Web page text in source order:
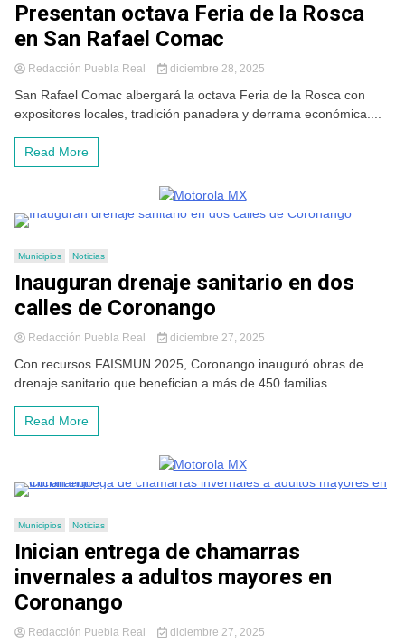
Presentan octava Feria de la Rosca
en San Rafael Comac
Redacción Puebla Real diciembre 28, 2025
San Rafael Comac albergará la octava Feria de la Rosca con
expositores locales, tradición panadera y derrama económica....
Read More
Municipios Noticias
Inauguran drenaje sanitario en dos
calles de Coronango
Redacción Puebla Real diciembre 27, 2025
Con recursos FAISMUN 2025, Coronango inauguró obras de
drenaje sanitario que benefician a más de 450 familias....
Read More
Municipios Noticias
Inician entrega de chamarras
invernales a adultos mayores en
Coronango
Redacción Puebla Real diciembre 27, 2025